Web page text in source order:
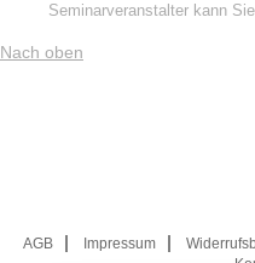
Seminarveranstalter kann
Nach oben
AGB Impressum